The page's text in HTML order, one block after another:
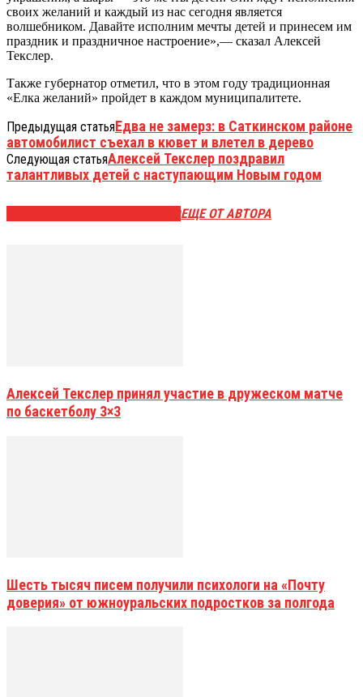
своих желаний и каждый из нас сегодня является
волшебником. Давайте исполним мечты детей и принесем им
праздник и праздничное настроение»,— сказал Алексей
Текслер.
Также губернатор отметил, что в этом году традиционная
«Елка желаний» пройдет в каждом муниципалитете.
Предыдущая статьяЕдва не замерз: в Саткинском районе
автомобилист съехал в кювет и влетел в дерево
Следующая статьяАлексей Текслер поздравил
талантливых детей с наступающим Новым годом
ЕЩЕ ОТ АВТОРА
Алексей Текслер принял участие в дружеском матче
по баскетболу 3×3
Шесть тысяч писем получили психологи на «Почту
доверия» от южноуральских подростков за полгода